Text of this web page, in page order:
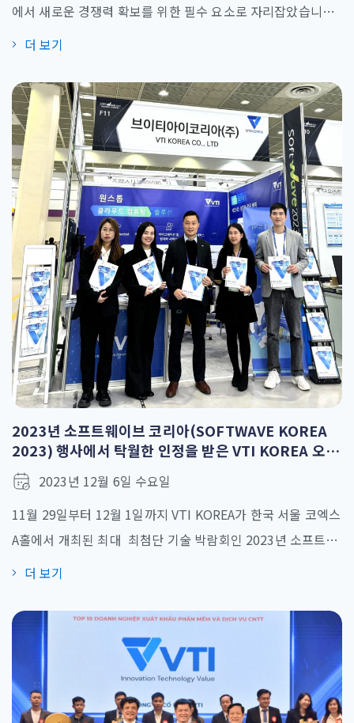
에서 새로운 경쟁력 확보를 위한 필수 요소로 자리잡았습니다.
생성형 AI는 학습된 데이터를 기반으로 텍스트, 코드, 심지어
다. 이 기술은 복잡한 작업을 자동화하고 효율성을 향상시키며
혁신을 촉진함으로써 다양한 산업에 혁명을 일으키고 있습니
다. VTI는 생성형 AI를 운영 및 연구 개발 활동에 적극적으로
[...]
더 보기
2023년 소프트웨이브 코리아(SOFTWAVE KOREA
2023) 행사에서 탁월한 인정을 받은 VTI KOREA 오프
쇼어링 서비스
2023년 12월 6일 수요일
11월 29일부터 12월 1일까지 VTI KOREA가 한국 서울 코엑스
A홀에서 개최된 최대 최첨단 기술 박람회인 2023년 소프트웨
이브 코리아(SOFTWAVE KOREA 2023)에 참석했습니다. 한
사에서 25,000명이 넘는 방문객들이 기술 노하우와 업계 역량
을 확인할 수 있는 플랫폼을 제공받았습니다. 특히 올해 행사
는 AI, 클라우드, IoT, 블록체인, 메타버스 등 다양한 혁신 기술
과 [...]
더 보기